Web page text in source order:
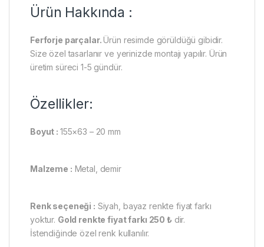
Ürün Hakkında :
Ferforje parçalar.Ürün resimde görüldüğü gibidir.
Size özel tasarlanır ve yerinizde montajı yapılır. Ürün
üretim süreci 1-5 gündür.
Özellikler:
Boyut : 155×63 – 20 mm
Malzeme : Metal, demir
Renk seçeneği : Siyah, bayaz renkte fiyat farkı
yoktur. Gold renkte fiyat farkı 250 ₺ dir.
İstendiğinde özel renk kullanılır.